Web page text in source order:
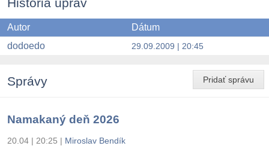
Autor
Dátum
dodoedo
29.09.2009 | 20:45
Pridať správu
Správy
Namakaný deň 2026
20.04 | 20:25 | Miroslav Bendík